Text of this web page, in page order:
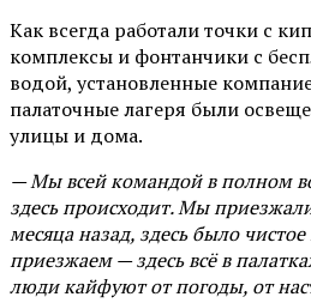
Как всегда работали точки с
комплексы и фонтанчики с
водой, установленные
палаточные лагеря были
улицы и дома.
— Мы всей командой в полном
здесь происходит. Мы
месяца назад, здесь было
приезжаем — здесь всё в
люди кайфуют от погоды, от